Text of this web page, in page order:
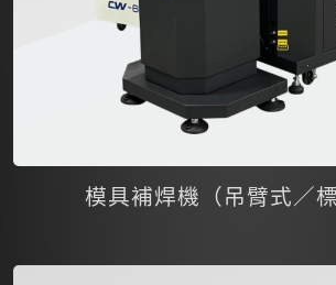
模具補焊機（吊臂式／標